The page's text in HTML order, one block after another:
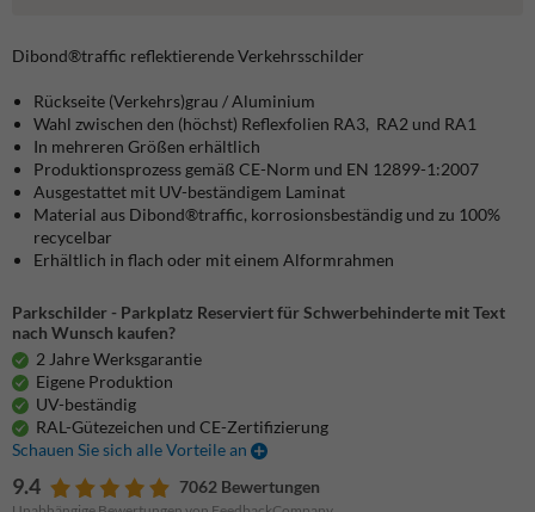
Dibond®traffic reflektierende Verkehrsschilder
Rückseite (Verkehrs)grau / Aluminium
Wahl zwischen den (höchst) Reflexfolien RA3, RA2 und RA1
In mehreren Größen erhältlich
Produktionsprozess gemäß CE-Norm und EN 12899-1:2007
Ausgestattet mit UV-beständigem Laminat
Material aus Dibond®traffic, korrosionsbeständig und zu 100%
recycelbar
Erhältlich in flach oder mit einem Alformrahmen
Parkschilder - Parkplatz Reserviert für Schwerbehinderte mit Text
nach Wunsch kaufen?
2 Jahre Werksgarantie
Eigene Produktion
UV-beständig
RAL-Gütezeichen und CE-Zertifizierung
Schauen Sie sich alle Vorteile an
9.4 7062 Bewertungen